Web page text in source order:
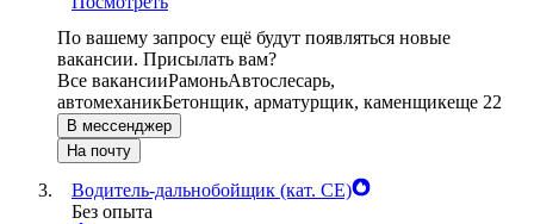
По вашему запросу ещё будут появляться новые
вакансии. Присылать вам?
Все вакансииРамоньАвтослесарь,
автомеханикБетонщик, арматурщик, каменщикеще 22
В мессенджер
На почту
Водитель-дальнобойщик (кат. CE)
Без опыта